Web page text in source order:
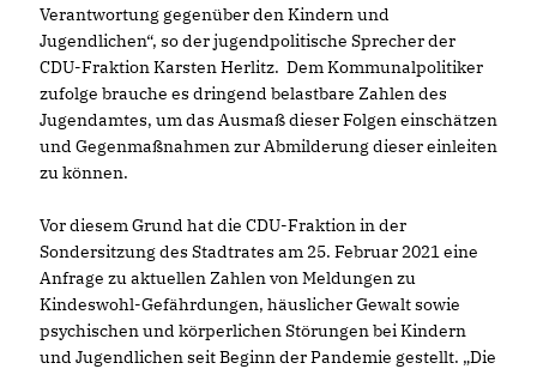
Verantwortung gegenüber den Kindern und
Jugendlichen“, so der jugendpolitische Sprecher der
CDU-Fraktion Karsten Herlitz. Dem Kommunalpolitiker
zufolge brauche es dringend belastbare Zahlen des
Jugendamtes, um das Ausmaß dieser Folgen einschätzen
und Gegenmaßnahmen zur Abmilderung dieser einleiten
zu können.
Vor diesem Grund hat die CDU-Fraktion in der
Sondersitzung des Stadtrates am 25. Februar 2021 eine
Anfrage zu aktuellen Zahlen von Meldungen zu
Kindeswohl-Gefährdungen, häuslicher Gewalt sowie
psychischen und körperlichen Störungen bei Kindern
und Jugendlichen seit Beginn der Pandemie gestellt. „Die